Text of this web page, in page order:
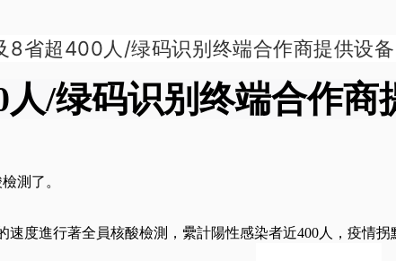
8省超400人/绿码识别终端合作商提供设
人/绿码识别终端合作
測了。
度進行著全員核酸檢測，纍計陽性感染者近400人，疫情拐